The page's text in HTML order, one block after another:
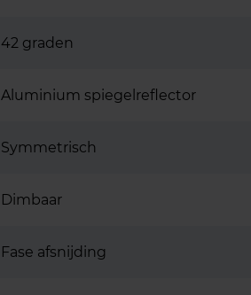
42 graden
Aluminium spiegelreflector
Symmetrisch
Dimbaar
Fase afsnijding